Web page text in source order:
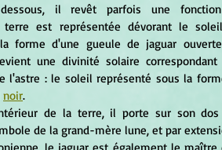
il revêt parfois une
terre est représentée dévorant le
forme d'une gueule de jaguar
une divinité solaire
l'astre : le soleil représenté sous la
noir.
de la grand-mère lune, et par